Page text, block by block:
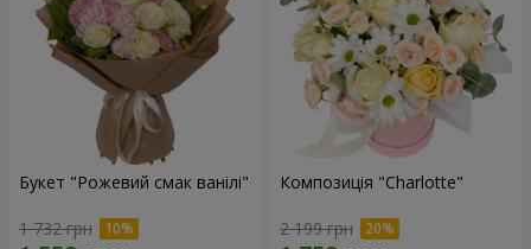
Букет "Рожевий смак ванілі"
1 732 грн
Композиція "Charlotte"
2 199 грн